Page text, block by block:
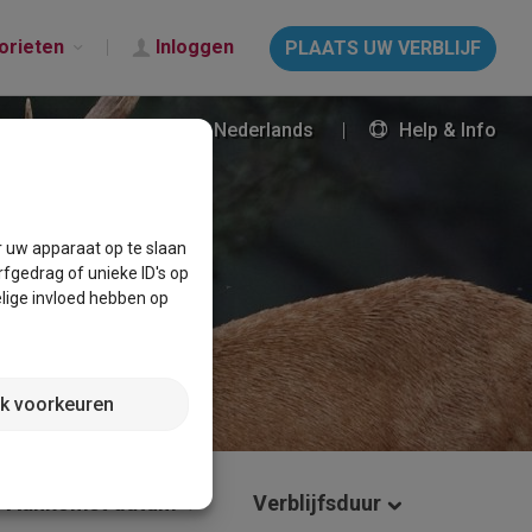
Inloggen PLAATS UW VERBLIJF
Nederlands Help & Info
Verblijfsduur
apparaat op te slaan
of unieke ID's op
invloed hebben op
voorkeuren